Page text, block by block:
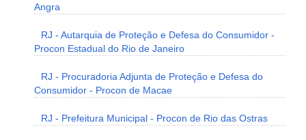
Angra
RJ - Autarquia de Proteção e Defesa do Consumidor -
Procon Estadual do Rio de Janeiro
RJ - Procuradoria Adjunta de Proteção e Defesa do
Consumidor - Procon de Macae
RJ - Prefeitura Municipal - Procon de Rio das Ostras